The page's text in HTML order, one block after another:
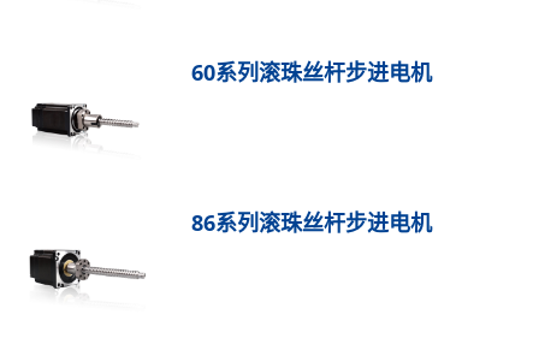
60系列滚珠丝杆步进电机
86系列滚珠丝杆步进电机